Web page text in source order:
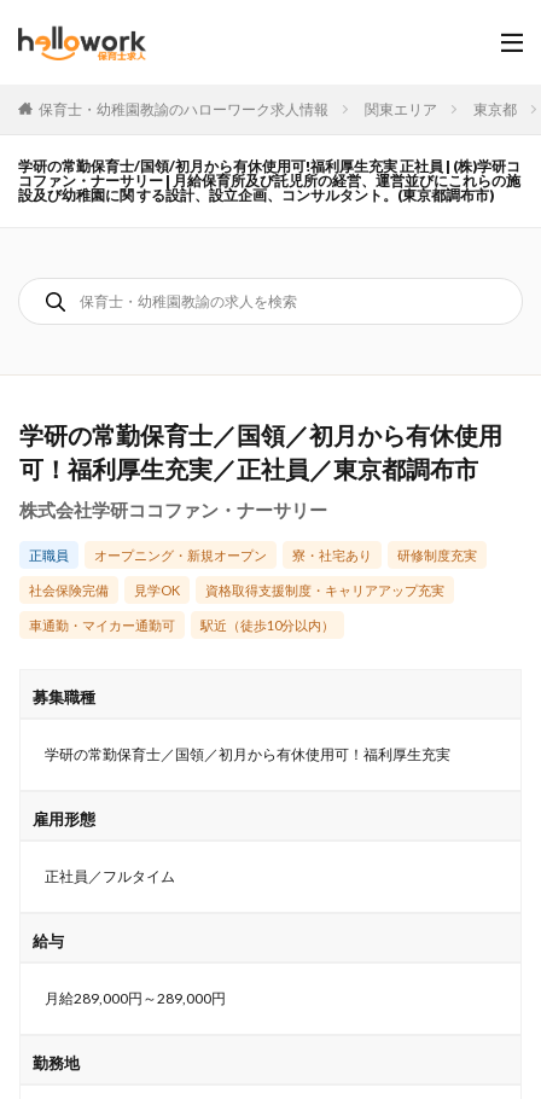
保育士・幼稚園教諭のハローワーク求人情報 関東エリア 東京都
学研の常勤保育士/国領/初月から有休使用可!福利厚生充実 正社員 | (株)学研コ
コファン・ナーサリー | 月給保育所及び託児所の経営、運営並びにこれらの施
設及び幼稚園に関 する設計、設立企画、コンサルタント。(東京都調布市)
学研の常勤保育士／国領／初月から有休使用
可！福利厚生充実／正社員／東京都調布市
株式会社学研ココファン・ナーサリー
正職員 オープニング・新規オープン 寮・社宅あり 研修制度充実
社会保険完備 見学OK 資格取得支援制度・キャリアアップ充実
車通勤・マイカー通勤可 駅近（徒歩10分以内）
募集職種
学研の常勤保育士／国領／初月から有休使用可！福利厚生充実
雇用形態
正社員／フルタイム
給与
月給289,000円～289,000円
勤務地